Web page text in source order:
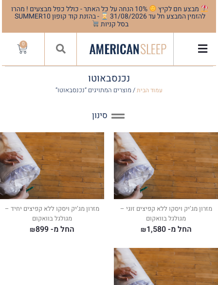
מבצע חם לקיץ 10% הנחה על כל האתר - כולל כפל מבצעים ! מהרו
להזמין המבצע חל עד 31/08/2026 - בהזנת קוד קופון SUMMER10
בסל קניות
0
נכנסבאוטו
עמוד הבית/ מוצרים המתויגים “נכנסבאוטו”
סינון
מזרון מג’יק ויסקו ללא קפיצים זוגי –
מגולגל בוואקום
החל מ- ₪1,580
מזרון מג’יק ויסקו ללא קפיצים יחיד –
מגולגל בוואקום
החל מ- ₪899